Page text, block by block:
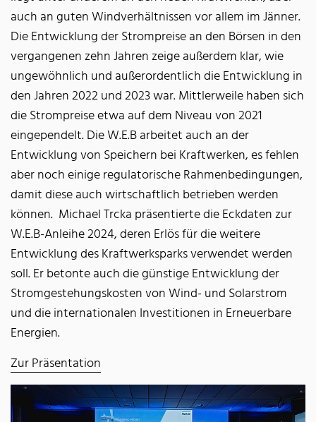
auch an guten Windverhältnissen vor allem im Jänner.
Die Entwicklung der Strompreise an den Börsen in den
vergangenen zehn Jahren zeige außerdem klar, wie
ungewöhnlich und außerordentlich die Entwicklung in
den Jahren 2022 und 2023 war. Mittlerweile haben sich
die Strompreise etwa auf dem Niveau von 2021
eingependelt. Die W.E.B arbeitet auch an der
Entwicklung von Speichern bei Kraftwerken, es fehlen
aber noch einige regulatorische Rahmenbedingungen,
damit diese auch wirtschaftlich betrieben werden
können. Michael Trcka präsentierte die Eckdaten zur
W.E.B-Anleihe 2024, deren Erlös für die weitere
Entwicklung des Kraftwerksparks verwendet werden
soll. Er betonte auch die günstige Entwicklung der
Stromgestehungskosten von Wind- und Solarstrom
und die internationalen Investitionen in Erneuerbare
Energien.
Zur Präsentation